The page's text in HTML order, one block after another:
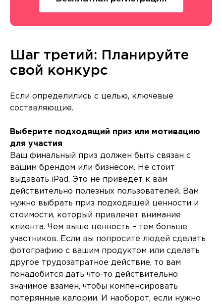
Шаг третий: Планируйте
свой конкурс
Если определились с целью, ключевые
составляющие.
Выберите подходящий приз или мотивацию
для участия
Ваш финальный приз должен быть связан с
вашим брендом или бизнесом. Не стоит
выдавать iPad. Это не приведет к вам
действительно полезных пользователей. Вам
нужно выбрать приз подходящей ценности и
стоимости, который привлечет внимание
клиента. Чем выше ценность – тем больше
участников. Если вы попросите людей сделать
фотографию с вашим продуктом или сделать
другое трудозатратное действие, то вам
понадобится дать что-то действительно
значимое взамен, чтобы компенсировать
потерянные калории. И наоборот, если нужно